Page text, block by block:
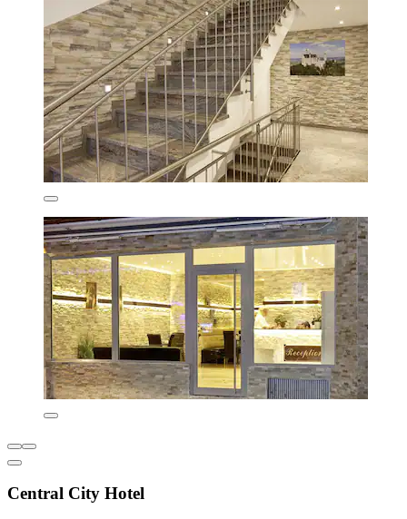
Central City Hotel